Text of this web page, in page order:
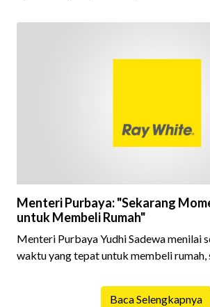
Menteri Purbaya: "Sekarang
untuk Membeli Rumah"
Menteri Purbaya Yudhi Sadewa menilai
waktu yang tepat untuk membeli rumah,
pembiayaan dari perbankan.
Baca Selengkapnya